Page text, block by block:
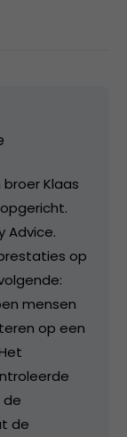
Klaas
Advice.
op
mensen
op een
de
de